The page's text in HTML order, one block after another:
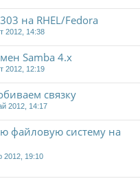
на RHEL/Fedora
2012, 14:38
Samba 4.x
2012, 12:19
связку
2012, 14:17
файловую систему на
2012, 19:10